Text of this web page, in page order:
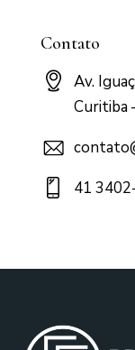
Contato
Av.
Curitiba
41